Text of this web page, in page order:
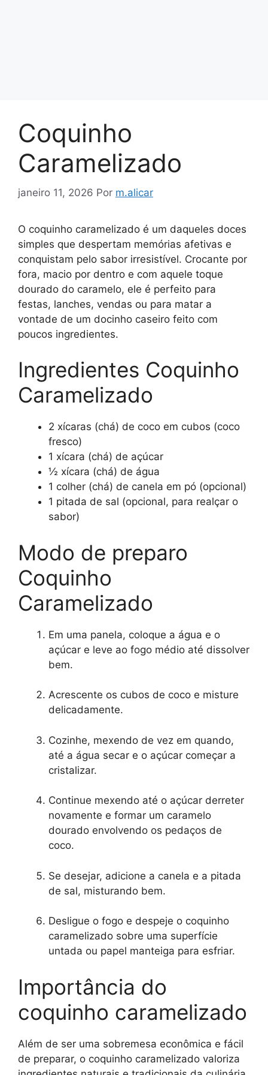
Coquinho
Caramelizado
janeiro 11, 2026 Por m.alicar
O coquinho caramelizado é um daqueles doces
simples que despertam memórias afetivas e
conquistam pelo sabor irresistível. Crocante por
fora, macio por dentro e com aquele toque
dourado do caramelo, ele é perfeito para
festas, lanches, vendas ou para matar a
vontade de um docinho caseiro feito com
poucos ingredientes.
Ingredientes Coquinho
Caramelizado
2 xícaras (chá) de coco em cubos (coco
fresco)
1 xícara (chá) de açúcar
½ xícara (chá) de água
1 colher (chá) de canela em pó (opcional)
1 pitada de sal (opcional, para realçar o
sabor)
Modo de preparo
Coquinho
Caramelizado
Em uma panela, coloque a água e o
açúcar e leve ao fogo médio até dissolver
bem.
Acrescente os cubos de coco e misture
delicadamente.
Cozinhe, mexendo de vez em quando,
até a água secar e o açúcar começar a
cristalizar.
Continue mexendo até o açúcar derreter
novamente e formar um caramelo
dourado envolvendo os pedaços de
coco.
Se desejar, adicione a canela e a pitada
de sal, misturando bem.
Desligue o fogo e despeje o coquinho
caramelizado sobre uma superfície
untada ou papel manteiga para esfriar.
Importância do
coquinho caramelizado
Além de ser uma sobremesa econômica e fácil
de preparar, o coquinho caramelizado valoriza